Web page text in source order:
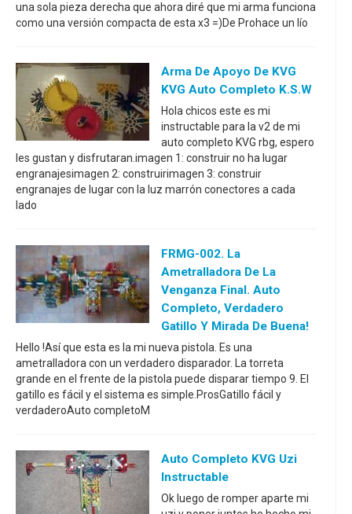
una sola pieza derecha que ahora diré que mi arma funciona
como una versión compacta de esta x3 =)De Prohace un lío
Arma De Apoyo De KVG
KVG Auto Completo K.S.W
Hola chicos este es mi
instructable para la v2 de mi
auto completo KVG rbg, espero
les gustan y disfrutaran.imagen 1: construir no ha lugar
engranajesimagen 2: construirimagen 3: construir
engranajes de lugar con la luz marrón conectores a cada
lado
FRMG-002. La
Ametralladora De La
Venganza Final. Auto
Completo, Verdadero
Gatillo Y Mirada De Buena!
Hello !Así que esta es la mi nueva pistola. Es una
ametralladora con un verdadero disparador. La torreta
grande en el frente de la pistola puede disparar tiempo 9. El
gatillo es fácil y el sistema es simple.ProsGatillo fácil y
verdaderoAuto completoM
Auto Completo KVG Uzi
Instructable
Ok luego de romper aparte mi